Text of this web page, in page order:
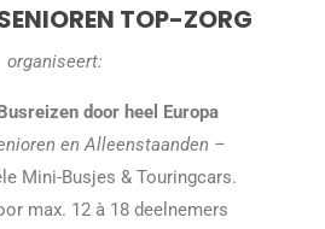
TOP-ZORG
organiseert:
door heel Europa
en Alleenstaanden –
Mini-Busjes & Touringcars.
max. 12 à 18 deelnemers